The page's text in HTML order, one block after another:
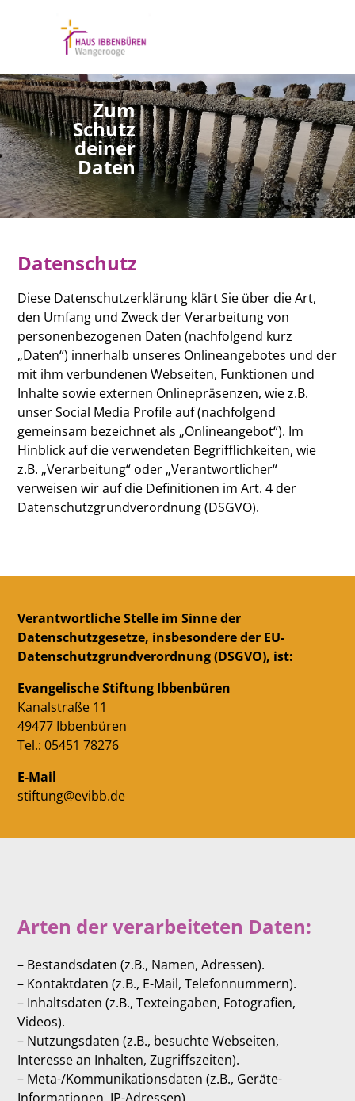
Zum
Schutz
deiner
Daten
Datenschutz
Diese Datenschutzerklärung klärt Sie über die Art,
den Umfang und Zweck der Verarbeitung von
personenbezogenen Daten (nachfolgend kurz
„Daten“) innerhalb unseres Onlineangebotes und der
mit ihm verbundenen Webseiten, Funktionen und
Inhalte sowie externen Onlinepräsenzen, wie z.B.
unser Social Media Profile auf (nachfolgend
gemeinsam bezeichnet als „Onlineangebot“). Im
Hinblick auf die verwendeten Begrifflichkeiten, wie
z.B. „Verarbeitung“ oder „Verantwortlicher“
verweisen wir auf die Definitionen im Art. 4 der
Datenschutzgrundverordnung (DSGVO).
Verantwortliche Stelle im Sinne der
Datenschutzgesetze, insbesondere der EU-
Datenschutzgrundverordnung (DSGVO), ist:
Evangelische Stiftung Ibbenbüren
Kanalstraße 11
49477 Ibbenbüren
Tel.: 05451 78276
E-Mail
stiftung@evibb.de
Arten der verarbeiteten Daten:
– Bestandsdaten (z.B., Namen, Adressen).
– Kontaktdaten (z.B., E-Mail, Telefonnummern).
– Inhaltsdaten (z.B., Texteingaben, Fotografien,
Videos).
– Nutzungsdaten (z.B., besuchte Webseiten,
Interesse an Inhalten, Zugriffszeiten).
– Meta-/Kommunikationsdaten (z.B., Geräte-